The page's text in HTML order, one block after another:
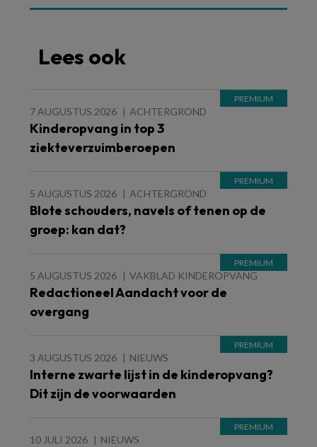
Lees ook
7 AUGUSTUS 2026 ACHTERGROND
Kinderopvang in top 3
ziekteverzuimberoepen
5 AUGUSTUS 2026 ACHTERGROND
Blote schouders, navels of tenen op de
groep: kan dat?
5 AUGUSTUS 2026 VAKBLAD KINDEROPVANG
Redactioneel Aandacht voor de
overgang
3 AUGUSTUS 2026 NIEUWS
Interne zwarte lijst in de kinderopvang?
Dit zijn de voorwaarden
10 JULI 2026 NIEUWS